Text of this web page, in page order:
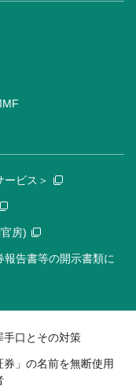
ービス＞
房)
報告書等の開示書類に
手口とその対策
券」の名前を無断使用